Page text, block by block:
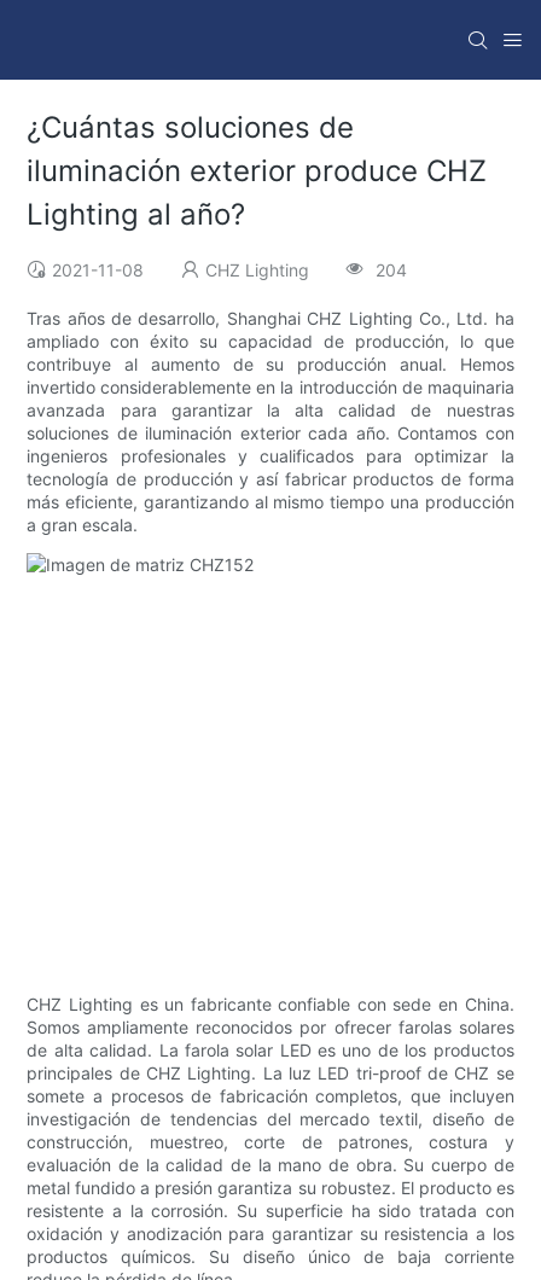
¿Cuántas soluciones de
iluminación exterior produce CHZ
Lighting al año?
2021-11-08 CHZ Lighting 204
Tras años de desarrollo, Shanghai CHZ Lighting Co., Ltd. ha
ampliado con éxito su capacidad de producción, lo que
contribuye al aumento de su producción anual. Hemos
invertido considerablemente en la introducción de maquinaria
avanzada para garantizar la alta calidad de nuestras
soluciones de iluminación exterior cada año. Contamos con
ingenieros profesionales y cualificados para optimizar la
tecnología de producción y así fabricar productos de forma
más eficiente, garantizando al mismo tiempo una producción
a gran escala.
CHZ Lighting es un fabricante confiable con sede en China.
Somos ampliamente reconocidos por ofrecer farolas solares
de alta calidad. La farola solar LED es uno de los productos
principales de CHZ Lighting. La luz LED tri-proof de CHZ se
somete a procesos de fabricación completos, que incluyen
investigación de tendencias del mercado textil, diseño de
construcción, muestreo, corte de patrones, costura y
evaluación de la calidad de la mano de obra. Su cuerpo de
metal fundido a presión garantiza su robustez. El producto es
resistente a la corrosión. Su superficie ha sido tratada con
oxidación y anodización para garantizar su resistencia a los
productos químicos. Su diseño único de baja corriente